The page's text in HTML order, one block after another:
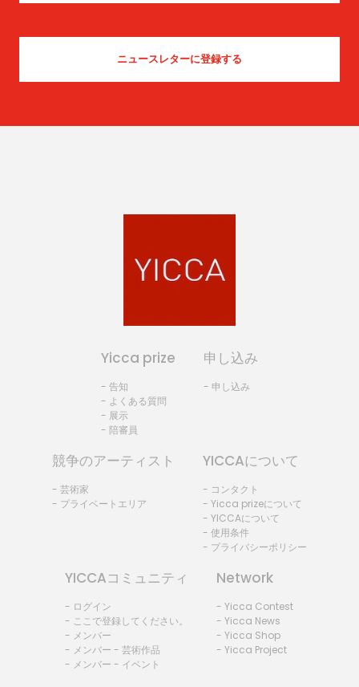
Yicca prize
- 告知
- よくある質問
- 展示
- 陪審員
申し込み
- 申し込み
競争のアーティスト
- 芸術家
- プライベートエリア
YICCAについて
- コンタクト
- Yicca prizeについて
- YICCAについて
- 使用条件
- プライバシーポリシー
YICCAコミュニティ
- ログイン
- ここで登録してください。
- メンバー
- メンバー - 芸術作品
- メンバー - イベント
Network
- Yicca Contest
- Yicca News
- Yicca Shop
- Yicca Project